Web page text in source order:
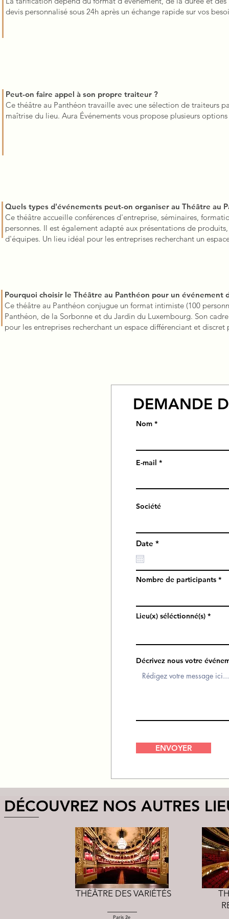
devis personnalisé sous 24h après un échange rapide sur vos
Peut-on faire appel à son propre traiteur ?
Ce théâtre au Panthéon travaille avec une sélection de traiteurs
maîtrise du lieu. Aura Événements vous propose plusieurs
Quels types d'événements peut-on organiser au Théâtre au
Ce théâtre accueille conférences d'entreprise, séminaires,
personnes. Il est également adapté aux présentations de
d'équipes. Un lieu idéal pour les entreprises recherchant un
Pourquoi choisir le Théâtre au Panthéon pour un événement
Ce théâtre au Panthéon conjugue un format intimiste (100
Panthéon, de la Sorbonne et du Jardin du Luxembourg. Son
pour les entreprises recherchant un espace différenciant et
DEMANDE
Nom
E-mail
Société
Date *r
i
r
Nombre de participants
Lieu(x) séléctionné(s)
Décrivez nous votre
ENVOYER
DÉCOUVREZ NOS AUTRES
Paris 2e
THÉÂTRE DES VARIÉTÉS